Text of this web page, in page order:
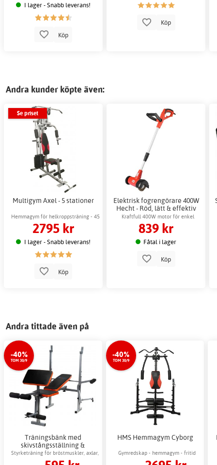
I lager - Snabb leverans!
Köp
Köp
Andra kunder köpte även:
Se priset
Multigym Axel - 5 stationer
Hemmagym för helkroppsträning - 45
kg motståndsvikter
2795 kr
I lager - Snabb leverans!
Köp
Elektrisk fogrengörare 400W
Hecht - Röd, lätt & effektiv
Kraftfull 400W motor för enkel
fogrengöring
839 kr
Fåtal i lager
Köp
Andra tittade även på
-40%
TOM 30/9
Träningsbänk med
skivstångsställning &
hantelkudde
Styrketräning för bröstmuskler, axlar,
magen & armar
-40%
TOM 30/9
HMS Hemmagym Cyborg
Gymredskap - hemmagym - fritid